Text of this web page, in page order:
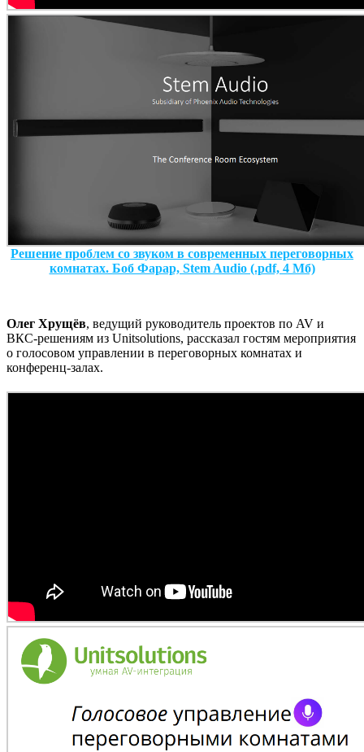
Решение проблем со звуком в современных переговорных
комнатах. Боб Фарар, Stem Audio (.pdf, 4 Мб)
Олег Хрущёв, ведущий руководитель проектов по AV и
ВКС-решениям из Unitsolutions, рассказал гостям мероприятия
о голосовом управлении в переговорных комнатах и
конференц-залах.